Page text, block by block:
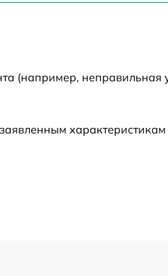
750 р
(например, неправильная